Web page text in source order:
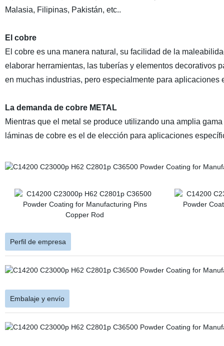
Malasia, Filipinas, Pakistán, etc..
El cobre
El cobre es una manera natural, su facilidad de la
elaborar herramientas, las tuberías y elementos decorativos
en muchas industrias, pero especialmente para aplicaciones
La demanda de cobre METAL
Mientras que el metal se produce utilizando una amplia
láminas de cobre es el de elección para aplicaciones
Perfil de empresa
Embalaje y envío